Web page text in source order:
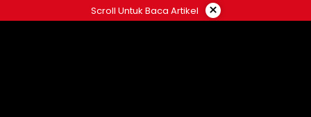
ke
Scroll Untuk Baca Artikel ×